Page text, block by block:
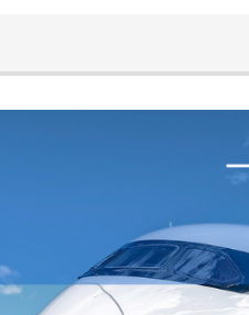
04 HIS) 航空券/航空券+ホ
03 Trip.com) 韓国旅 最大
Trip.com) 海外ホテル
Trip.com) 海外航空券
27 Trip.com) タイ旅行 最大